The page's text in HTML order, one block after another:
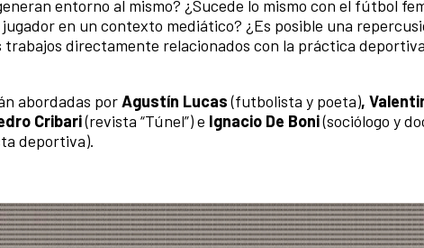
entorno al mismo? ¿Sucede lo mismo con el fútbol
en un contexto mediático? ¿Es posible una
directamente relacionados con la práctica
abordadas porAgustín Lucas(futbolista y poeta),
Cribari(revista “Túnel”) e Ignacio De Boni(sociólogo y
deportiva).